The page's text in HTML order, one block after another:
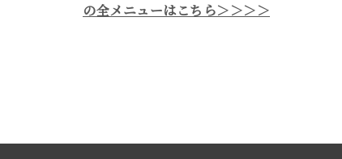
の全メニューはこちら＞＞＞＞